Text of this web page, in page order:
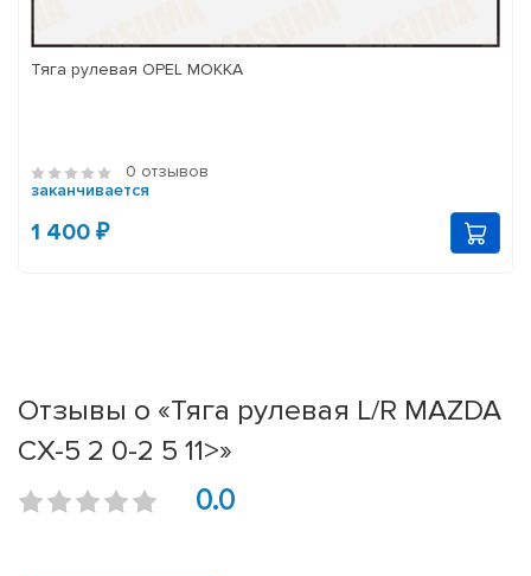
Тяга рулевая OPEL MOKKA
0 отзывов
заканчивается
1 400 ₽
Отзывы о «Тяга рулевая L/R MAZDA
CX-5 2 0-2 5 11>»
0.0